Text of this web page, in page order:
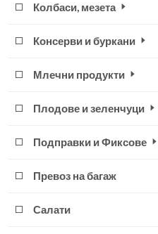
Колбаси, мезета
Консерви и буркани
Млечни продукти
Плодове и зеленчуци
Подправки и Фиксове
Превоз на багаж
Салати